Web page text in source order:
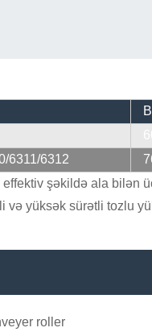
6311/6312
effektiv şəkildə ala
və yüksək sürətli tozlu
roller